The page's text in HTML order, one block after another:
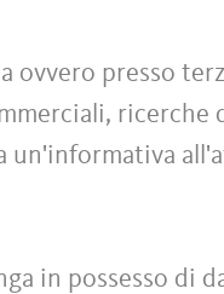
ovvero presso
ricerche
un'informativa
in possesso di